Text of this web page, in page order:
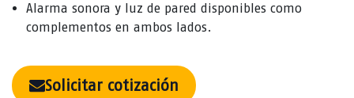
Alarma sonora y luz de pared disponibles como
complementos en ambos lados.
Solicitar cotización